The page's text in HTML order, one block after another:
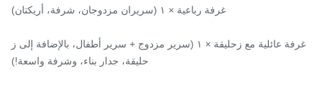
غرفة رباعية × ١ (سريران مزدوجان، شرفة، أريكتان)
غرفة عائلية مع زحليقة × ١ (سرير مزدوج + سرير أطفال، بالإضافة إلى ز
حليقة، جدار بناء، وشرفة واسعة!)